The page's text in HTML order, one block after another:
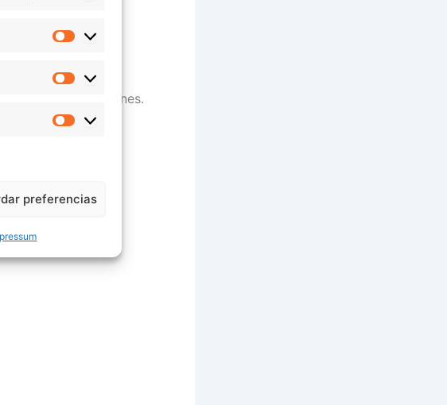
Preferencias
Estadísticas
Marketing
preferencias
para asignar posiciones.